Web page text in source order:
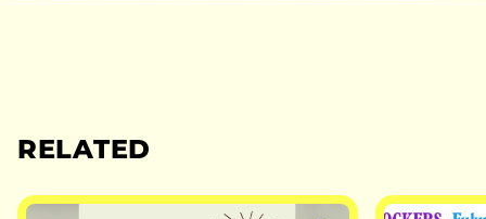
RELATED